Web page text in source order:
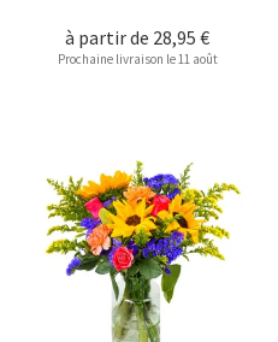
à partir de 28,95 €
Prochaine livraison le 11 août